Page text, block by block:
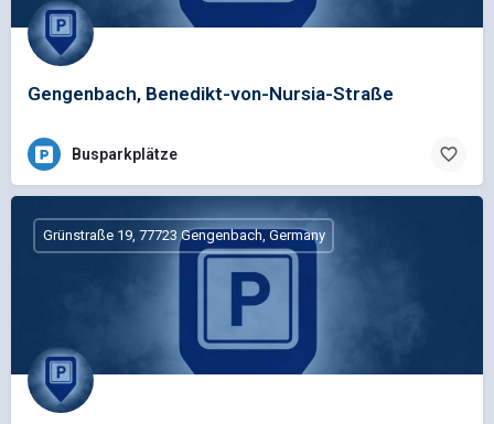
Gengenbach, Benedikt-von-Nursia-Straße
Busparkplätze
Grünstraße 19, 77723 Gengenbach, Germany